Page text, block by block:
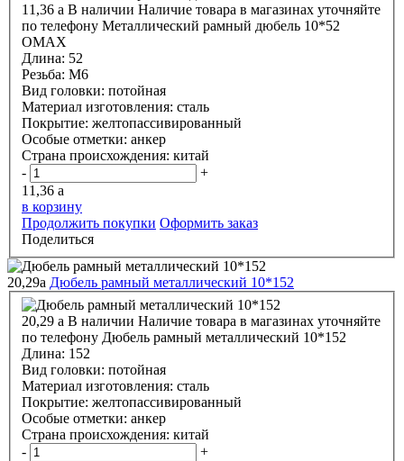
11,36 a В наличии Наличие товара в магазинах уточняйте
по телефону Металлический рамный дюбель 10*52
OMAX
Длина: 52
Резьба: М6
Вид головки: потойная
Материал изготовления: сталь
Покрытие: желтопассивированный
Особые отметки: анкер
Страна происхождения: китай
-
+
11,36 a
в корзину
Продолжить покупки Оформить заказ
Поделиться
20,29a Дюбель рамный металлический 10*152
20,29 a В наличии Наличие товара в магазинах уточняйте
по телефону Дюбель рамный металлический 10*152
Длина: 152
Вид головки: потойная
Материал изготовления: сталь
Покрытие: желтопассивированный
Особые отметки: анкер
Страна происхождения: китай
-
+